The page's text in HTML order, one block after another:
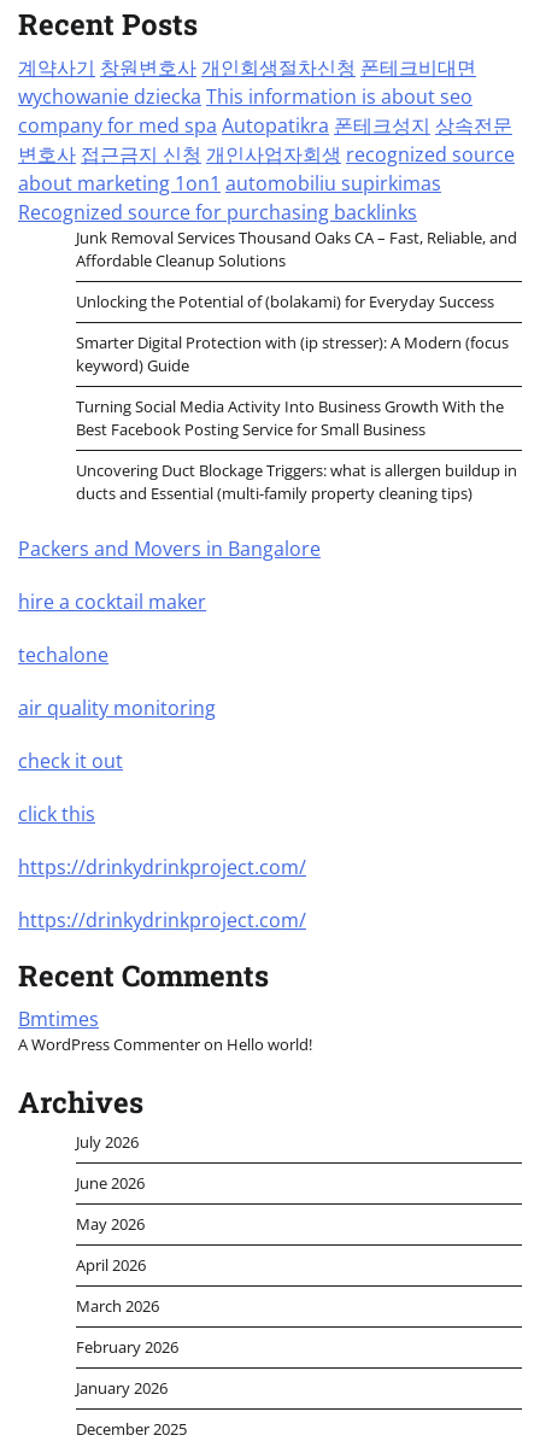
Recent Posts
계약사기 창원변호사 개인회생절차신청 폰테크비대면
wychowanie dziecka This information is about seo
company for med spa Autopatikra 폰테크성지 상속전문
변호사 접근금지 신청 개인사업자회생 recognized source
about marketing 1on1 automobiliu supirkimas
Recognized source for purchasing backlinks
Junk Removal Services Thousand Oaks CA – Fast, Reliable, and
Affordable Cleanup Solutions
Unlocking the Potential of (bolakami) for Everyday Success
Smarter Digital Protection with (ip stresser): A Modern (focus
keyword) Guide
Turning Social Media Activity Into Business Growth With the
Best Facebook Posting Service for Small Business
Uncovering Duct Blockage Triggers: what is allergen buildup in
ducts and Essential (multi-family property cleaning tips)
Packers and Movers in Bangalore
hire a cocktail maker
techalone
air quality monitoring
check it out
click this
https://drinkydrinkproject.com/
https://drinkydrinkproject.com/
Recent Comments
Bmtimes
A WordPress Commenteron Hello world!
Archives
July 2026
June 2026
May 2026
April 2026
March 2026
February 2026
January 2026
December 2025